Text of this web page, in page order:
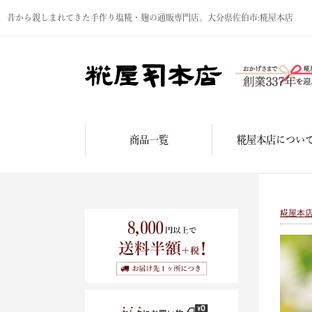
昔から親しまれてきた手作り塩糀・麹の通販専門店。大分県佐伯市:糀屋本店
商品一覧 糀屋本店につい
糀屋本